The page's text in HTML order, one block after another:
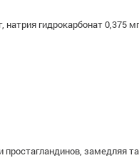
гидрокарбонат 0,375
замедляя